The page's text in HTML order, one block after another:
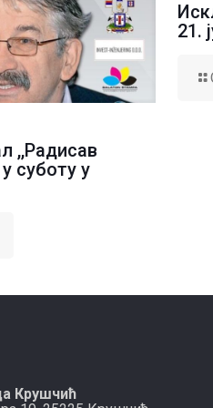
,,Радисав
суботу у
21.
Крушчић